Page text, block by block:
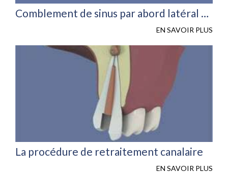
Comblement de sinus par abord latéral sans pose d’implant
EN SAVOIR PLUS
La procédure de retraitement canalaire
EN SAVOIR PLUS